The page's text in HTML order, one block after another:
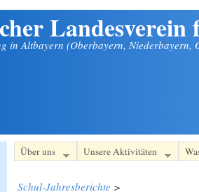
in Altbayern (Oberbayern, Niederbayern,
Über uns Unsere Aktivitäten
Schul-Jahresberichte >